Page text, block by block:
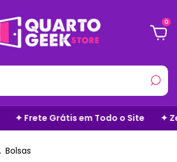
0
Todo o Site ✦ Zero Taxas
. Bolsas